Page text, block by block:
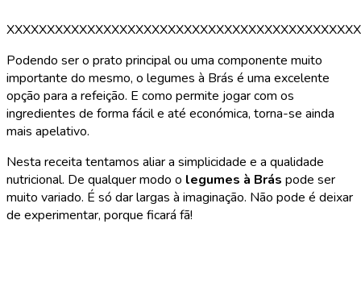
Podendo ser o prato principal ou uma componente muito
importante do mesmo, o legumes à Brás é uma excelente
opção para a refeição. E como permite jogar com os
ingredientes de forma fácil e até económica, torna-se ainda
mais apelativo.
Nesta receita tentamos aliar a simplicidade e a qualidade
nutricional. De qualquer modo o legumes à Brás pode ser
muito variado. É só dar largas à imaginação. Não pode é deixar
de experimentar, porque ficará fã!